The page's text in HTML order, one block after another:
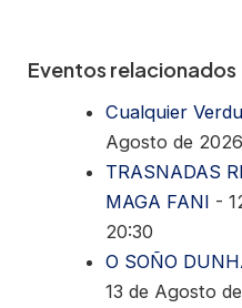
Eventos relacionados
Cualquier
Agosto de
TRASNADAS
MAGA FANI -
20:30
O SOÑO
13 de Agosto